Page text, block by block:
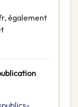
également